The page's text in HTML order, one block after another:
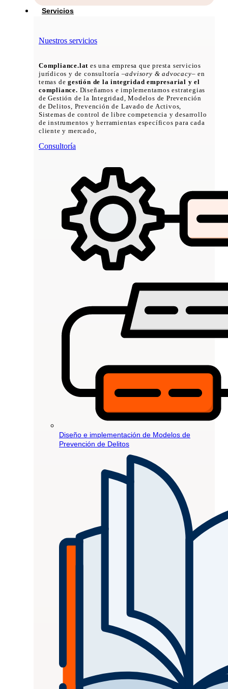
Servicios
Nuestros servicios
Compliance.lat es una empresa que presta servicios
jurídicos y de consultoría –advisory & advocacy– en
temas degestión de la integridad empresarial y el
compliance. Diseñamos e implementamos estrategias
de Gestión de la Integridad, Modelos de Prevención
de Delitos, Prevención de Lavado de Activos,
Sistemas de control de libre competencia y desarrollo
de instrumentos y herramientas específicos para cada
cliente y mercado,
Consultoría
Diseño e implementación de Modelos de
Prevención de Delitos